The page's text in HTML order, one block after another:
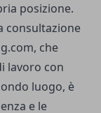
posizione.
consultazione
, che
lavoro con
luogo, è
e le